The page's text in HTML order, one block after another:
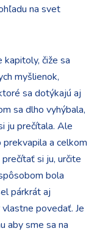
na svet
kapitoly, čiže sa
myšlienok,
sa dotýkajú aj
sa dlho vyhýbala,
ju prečítala. Ale
a celkom
si ju, určite
bola
párkrát aj
povedať. Je
aby sme sa na